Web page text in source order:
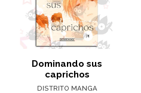
Dominando sus
caprichos
DISTRITO MANGA